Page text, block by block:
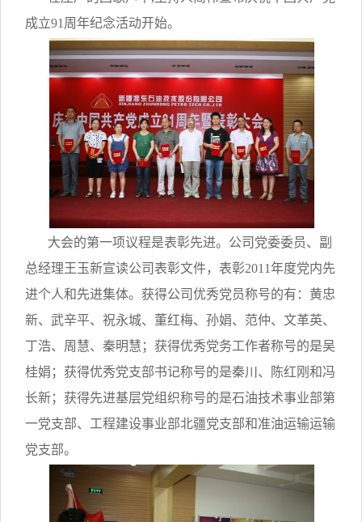
成立91 周年纪念活动开始。
大会的第一项议程是表彰先进。公司党委委员、副
总经理王玉新宣读公司表彰文件，表彰2011年度党内先
进个人和先进集体。获得公司优秀党员称号的有：黄忠
新、武辛平、祝永城、董红梅、孙娟、范仲、文革英、
丁浩、周慧、秦明慧；获得优秀党务工作者称号的是吴
桂娟；获得优秀党支部书记称号的是秦川、陈红刚和冯
长新；获得先进基层党组织称号的是石油技术事业部第
一党支部、工程建设事业部北疆党支部和准油运输运输
党支部。